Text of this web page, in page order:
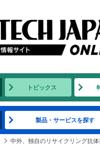
トピックス
製品・サービスを探す
中外、独自のリサイクリング抗